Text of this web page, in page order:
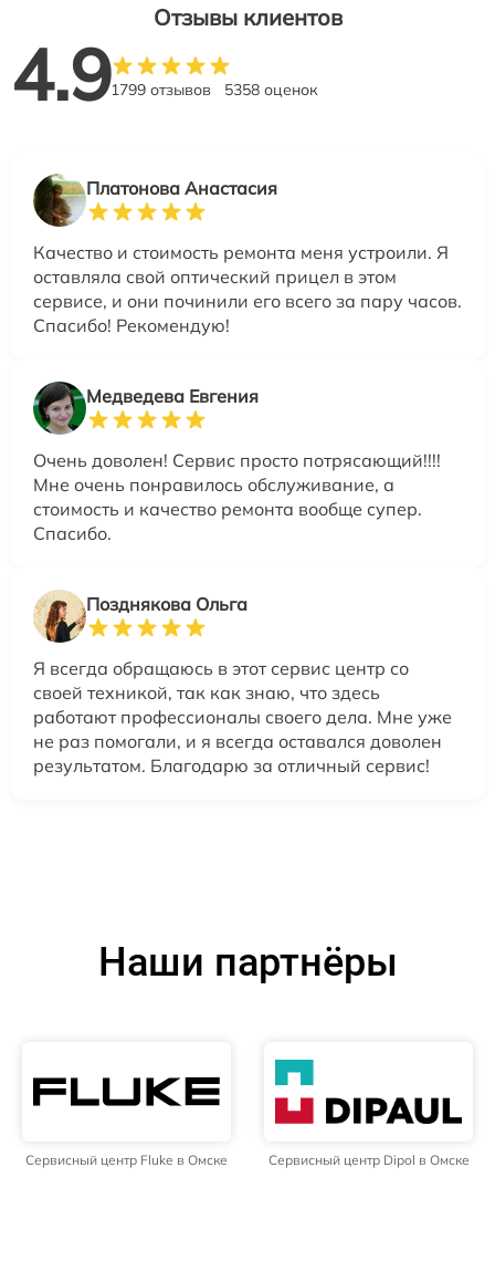
Отзывы клиентов
4.91799 отзывов 5358 оценок
Платонова Анастасия
Качество и стоимость ремонта меня устроили. Я
оставляла свой оптический прицел в этом
сервисе, и они починили его всего за пару часов.
Спасибо! Рекомендую!
Медведева Евгения
Очень доволен! Сервис просто потрясающий!!!!
Мне очень понравилось обслуживание, а
стоимость и качество ремонта вообще супер.
Спасибо.
Позднякова Ольга
Я всегда обращаюсь в этот сервис центр со
своей техникой, так как знаю, что здесь
работают профессионалы своего дела. Мне уже
не раз помогали, и я всегда оставался доволен
результатом. Благодарю за отличный сервис!
Наши партнёры
Сервисный центр Fluke в Омске Сервисный центр Dipol в Омске